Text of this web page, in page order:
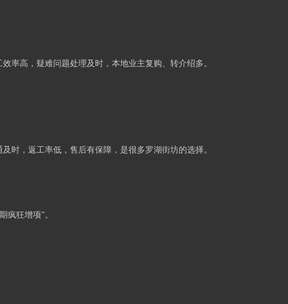
率高，疑难问题处理及时，本地业主复购、转介绍多。
时，返工率低，售后有保障，是很多罗湖街坊的选择。
疯狂增项”。